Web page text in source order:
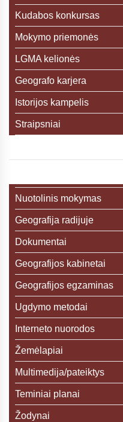
Kudabos konkursas
Mokymo priemonės
LGMA kelionės
Geografo karjera
Istorijos kampelis
Straipsniai
Nuotolinis mokymas
Geografija radijuje
Dokumentai
Geografijos kabinetai
Geografijos egzaminas
Ugdymo metodai
Interneto nuorodos
Žemėlapiai
Multimedija/pateiktys
Teminiai planai
Žodynai